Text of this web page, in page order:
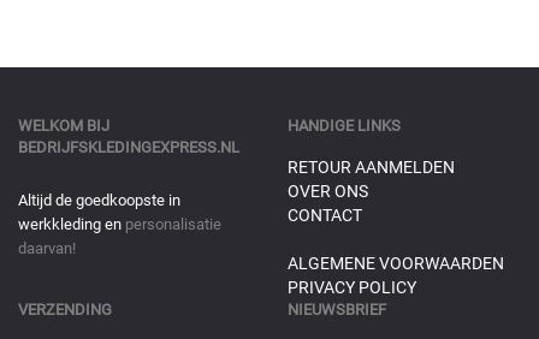
WELKOM BIJ
BEDRIJFSKLEDINGEXPRESS.NL
Altijd de goedkoopste in
werkkleding en personalisatie
daarvan!
HANDIGE LINKS
RETOUR AANMELDEN
OVER ONS
CONTACT
ALGEMENE VOORWAARDEN
PRIVACY POLICY
VERZENDING NIEUWSBRIEF